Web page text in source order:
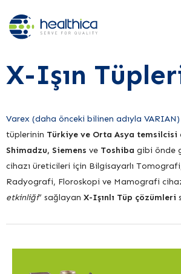
X-Işın
Varex (daha önceki bilinen adıyla VARIAN)
tüplerinin Türkiye ve Orta Asya temsilcisi
Shimadzu, Siemens ve Toshiba gibi önde
cihazı üreticileri için Bilgisayarlı
Radyografi, Floroskopi ve Mamografi
etkinliği” sağlayan X-Işınlı Tüp çözümleri